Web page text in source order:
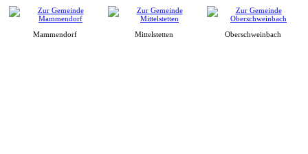
Mammendorf Mittelstetten Oberschweinbach